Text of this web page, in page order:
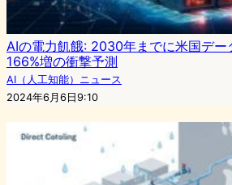
AIの電力飢餓: 2030年までに米国デー
166%増の衝撃予測
AI（人工知能）ニュース
2024年6月6日9:10